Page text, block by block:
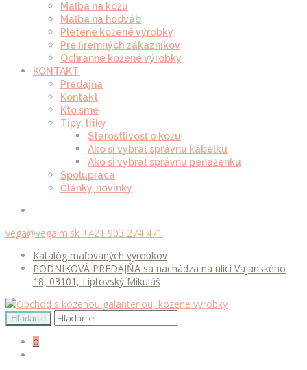
Maľba na kožu
Maľba na hodváb
Pletené kožené výrobky
Pre firemných zákazníkov
Ochranné kožené výrobky
KONTAKT
Predajňa
Kontakt
Kto sme
Tipy, triky
Starostlivosť o kožu
Ako si vybrať správnu kabelku
Ako si vybrať správnu peňaženku
Spolupráca
Články, novinky
vega@vegalm.sk +421 903 274 471
Katalóg maľovaných výrobkov
PODNIKOVÁ PREDAJŇA sa nachádza na ulici Vajanského
18, 03101, Liptovský Mikuláš
0